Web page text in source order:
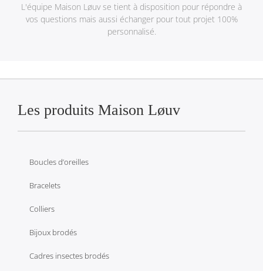
L'équipe Maison Løuv se tient à disposition pour répondre à
vos questions mais aussi échanger pour tout projet 100%
personnalisé.
Les produits Maison Løuv
Boucles d’oreilles
Bracelets
Colliers
Bijoux brodés
Cadres insectes brodés